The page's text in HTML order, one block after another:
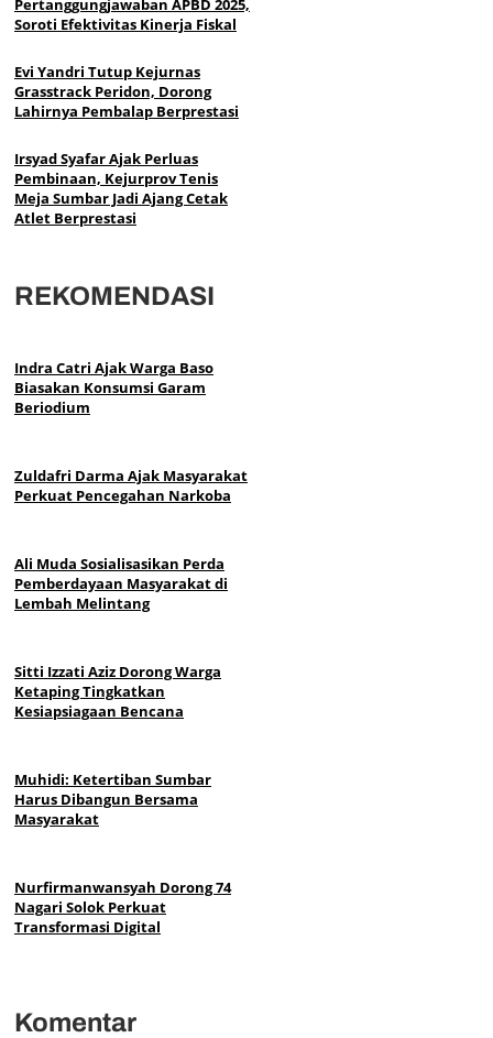
Pertanggungjawaban APBD 2025,
Soroti Efektivitas Kinerja Fiskal
Evi Yandri Tutup Kejurnas
Grasstrack Peridon, Dorong
Lahirnya Pembalap Berprestasi
Irsyad Syafar Ajak Perluas
Pembinaan, Kejurprov Tenis
Meja Sumbar Jadi Ajang Cetak
Atlet Berprestasi
REKOMENDASI
Indra Catri Ajak Warga Baso
Biasakan Konsumsi Garam
Beriodium
Zuldafri Darma Ajak Masyarakat
Perkuat Pencegahan Narkoba
Ali Muda Sosialisasikan Perda
Pemberdayaan Masyarakat di
Lembah Melintang
Sitti Izzati Aziz Dorong Warga
Ketaping Tingkatkan
Kesiapsiagaan Bencana
Muhidi: Ketertiban Sumbar
Harus Dibangun Bersama
Masyarakat
Nurfirmanwansyah Dorong 74
Nagari Solok Perkuat
Transformasi Digital
Komentar